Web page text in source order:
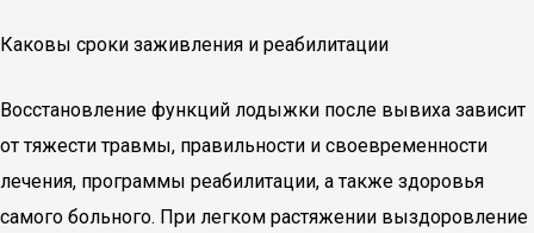
Каковы сроки заживления и реабилитации
Восстановление функций лодыжки после вывиха зависит
от тяжести травмы, правильности и своевременности
лечения, программы реабилитации, а также здоровья
самого больного. При легком растяжении выздоровление